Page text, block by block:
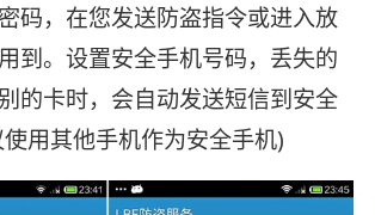
，在您发送防盗指令或进入放
到。设置安全手机号码，丢失的
的卡时，会自动发送短信到安全
用其他手机作为安全手机)